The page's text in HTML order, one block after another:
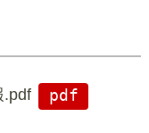
.pdf
pdf